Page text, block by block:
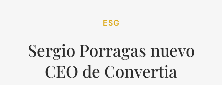
ESG
Sergio Porragas nuevo
CEO de Convertia